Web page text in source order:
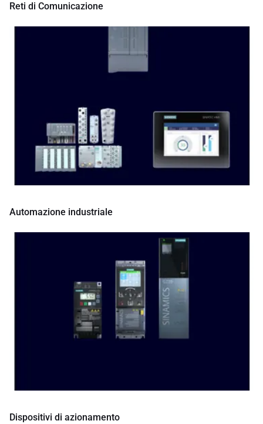
Reti di Comunicazione
Automazione industriale
Dispositivi di azionamento